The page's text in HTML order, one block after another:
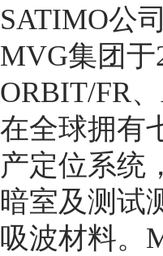
SATIMO公
MVG集团于
ORBIT/FR
在全球拥有
产定位系统
暗室及测试
吸波材料。